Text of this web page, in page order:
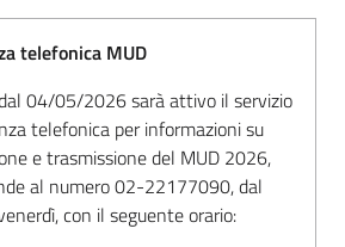
telefonica MUD
04/05/2026 sarà attivo il servizio
telefonica per informazioni su
e trasmissione del MUD 2026,
al numero 02-22177090, dal
con il seguente orario: